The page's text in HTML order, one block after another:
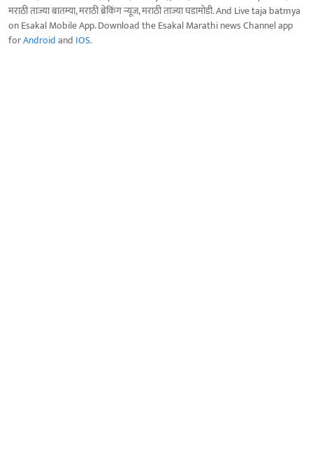
मराठी ताज्या बातम्या, मराठी ब्रेकिंग न्यूज, मराठी ताज्या घडामोडी. And Live taja batmya
on Esakal Mobile App. Download the Esakal Marathi news Channel app
forAndroidand IOS.